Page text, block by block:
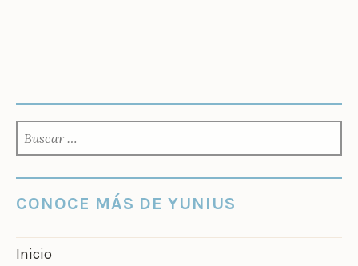
CONOCE MÁS DE YUNIUS
Inicio